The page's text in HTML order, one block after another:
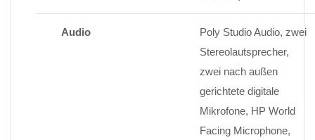
Audio
Poly Studio Audio, zwei
Stereolautsprecher,
zwei nach außen
gerichtete digitale
Mikrofone, HP World
Facing Microphone,